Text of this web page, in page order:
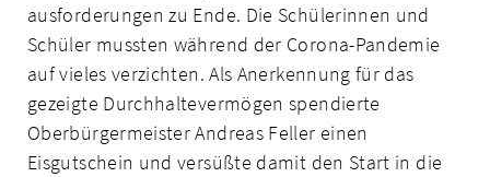
ausforderungen zu Ende. Die Schülerinnen und
Schüler mussten während der Corona-Pandemie
auf vieles verzichten. Als Anerkennung für das
gezeigte Durchhal­tevermögen spendierte
Oberbürgermeister Andreas Feller einen
Eisgutschein und versüßte damit den Start in die